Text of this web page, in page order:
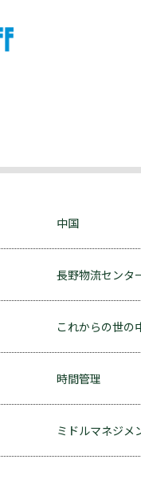
中国
長野物流センタ
これからの世の
時間管理
ミドルマネジメ